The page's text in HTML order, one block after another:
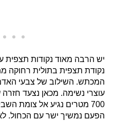
יש הרבה מאוד נקודות
נקודת תצפית בתולית רחוקה
המכתש. השילוב של צבעי
עוצרי נשימה. מכאן נצעד
700 מטרים נגיע אל צומת